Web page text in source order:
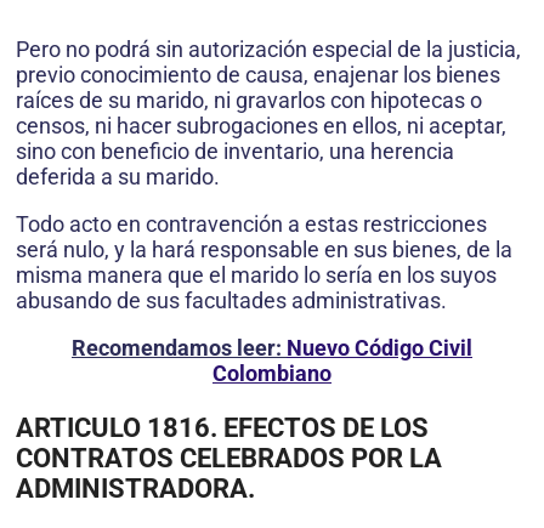
Pero no podrá sin autorización especial de la justicia,
previo conocimiento de causa, enajenar los bienes
raíces de su marido, ni gravarlos con hipotecas o
censos, ni hacer subrogaciones en ellos, ni aceptar,
sino con beneficio de inventario, una herencia
deferida a su marido.
Todo acto en contravención a estas restricciones
será nulo, y la hará responsable en sus bienes, de la
misma manera que el marido lo sería en los suyos
abusando de sus facultades administrativas.
Recomendamos leer: Nuevo Código Civil
Colombiano
ARTICULO 1816. EFECTOS DE LOS
CONTRATOS CELEBRADOS POR LA
ADMINISTRADORA.